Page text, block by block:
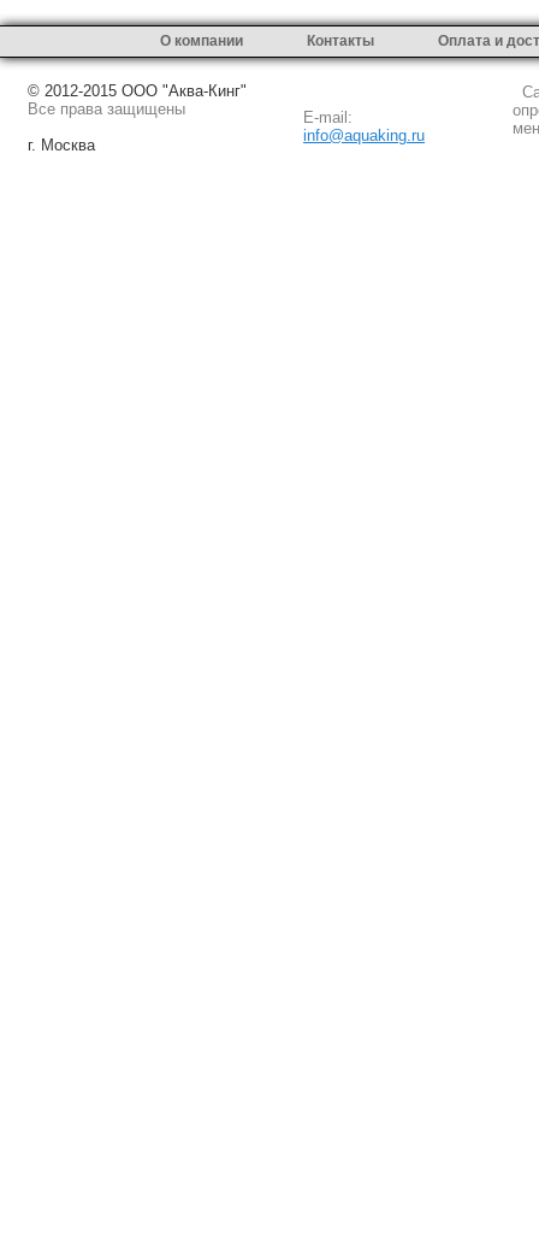
О компании Контакты Оплата и
© 2012-2015 ООО "Аква-Кинг"
Все права защищены
г. Москва
E-mail:
info@aquaking.ru